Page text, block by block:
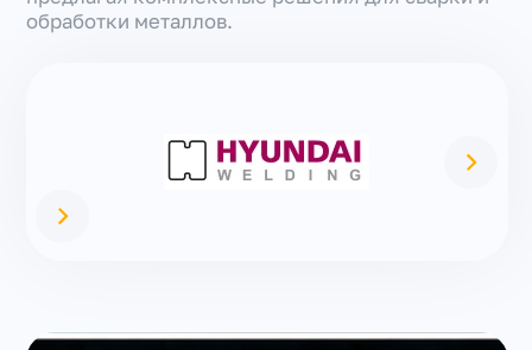
обработки металлов.